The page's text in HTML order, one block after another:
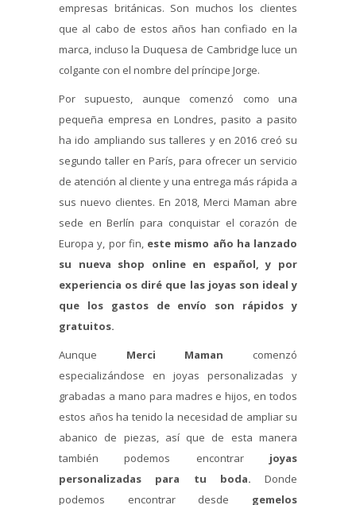
empresas británicas. Son muchos los clientes
que al cabo de estos años han confiado en la
marca, incluso la Duquesa de Cambridge luce un
colgante con el nombre del príncipe Jorge.
Por supuesto, aunque comenzó como una
pequeña empresa en Londres, pasito a pasito
ha ido ampliando sus talleres y en 2016 creó su
segundo taller en París, para ofrecer un servicio
de atención al cliente y una entrega más rápida a
sus nuevo clientes. En 2018, Merci Maman abre
sede en Berlín para conquistar el corazón de
Europa y, por fin, este mismo año ha lanzado
su nueva shop online en español, y por
experiencia os diré que las joyas son ideal y
que los gastos de envío son rápidos y
gratuitos.
Aunque Merci Maman comenzó
especializándose en joyas personalizadas y
grabadas a mano para madres e hijos, en todos
estos años ha tenido la necesidad de ampliar su
abanico de piezas, así que de esta manera
también podemos encontrar joyas
personalizadas para tu boda. Donde
podemos encontrar desde gemelos